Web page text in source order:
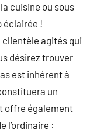
cuisine ou sous
éclairée !
agités qui
désirez trouver
est inhérent à
un
offre également
l’ordinaire :